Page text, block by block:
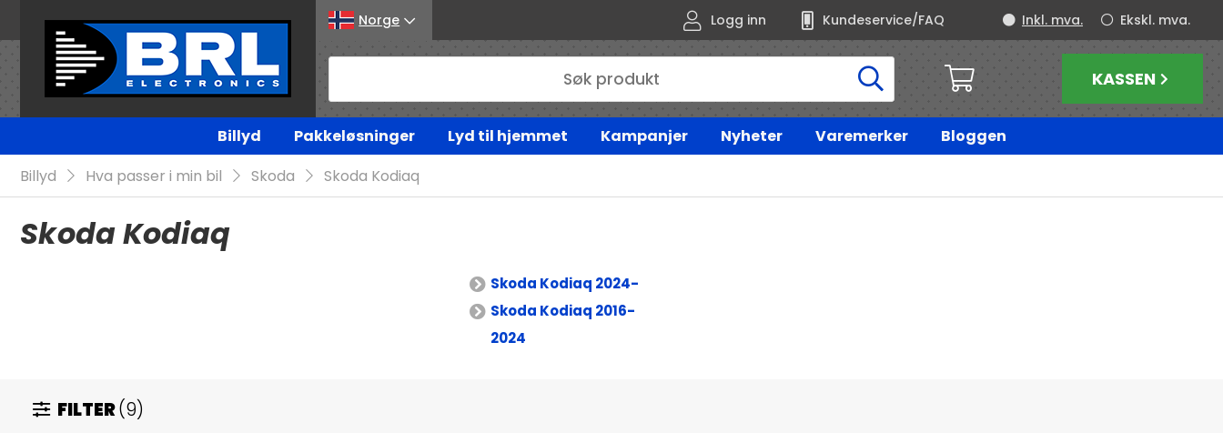
Norge Logg inn Kundeservice/FAQ Ekskl. mva.
Inkl. mva.
KASSEN
Billyd Pakkeløsninger Lyd til hjemmet Kampanjer Nyheter Varemerker
Bloggen
Billyd
Hva passer i min bil Skoda Skoda Kodiaq
Skoda Kodiaq
Skoda Kodiaq 2024-
Skoda Kodiaq 2016-
2024
FILTER(9)